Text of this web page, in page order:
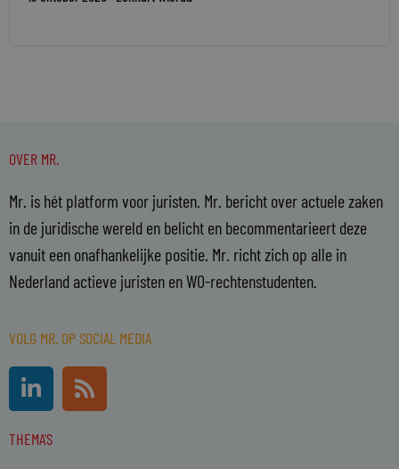
OVER MR.
Mr. is hét platform voor juristen. Mr. bericht over actuele zaken
in de juridische wereld en belicht en becommentarieert deze
vanuit een onafhankelijke positie. Mr. richt zich op alle in
Nederland actieve juristen en WO-rechtenstudenten.
VOLG MR. OP SOCIAL MEDIA
L
i
n
k
R
s
s
THEMA'S